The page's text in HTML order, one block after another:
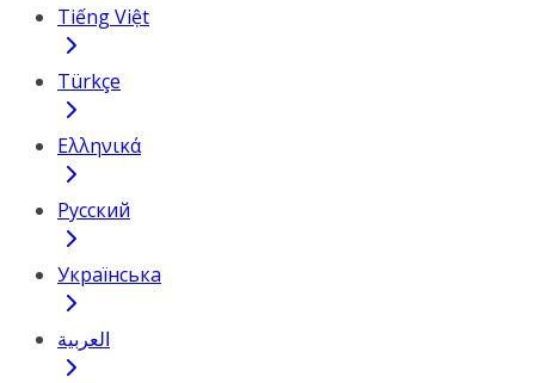
Tiếng Việt
Türkçe
Ελληνικά
Русский
Українська
العربية